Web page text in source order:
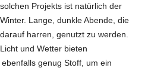
solchen Projekts ist natürlich der
Winter. Lange, dunkle Abende, die
darauf harren, genutzt zu werden.
Licht und Wetter bieten
genug Stoff, um ein